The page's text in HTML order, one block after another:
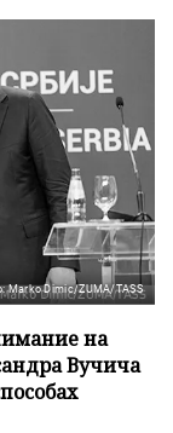
Marko Dimic/ZUMA/TASS
на
Вучича